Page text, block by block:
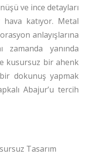
ve ince detayları
katıyor. Metal
anlayışlarına
yanında
kusursuz bir ahenk
dokunuş yapmak
Abajur’u tercih
Tasarım